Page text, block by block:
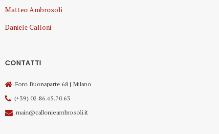
Matteo Ambrosoli
Daniele Calloni
CONTATTI
Foro Buonaparte 68 | Milano
(+39) 02 86.45.70.63
main@callonieambrosoli.it